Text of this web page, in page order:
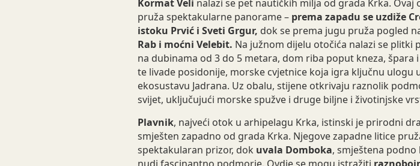
Kormat Veli nalazi se pet nautičkih milja od grada Krka. Ovaj
pruža spektakularne panorame – prema zapadu se uzdiže
istoku Prvić i Sveti Grgur, dok se prema jugu pruža pogled
Rab i moćni Velebit. Na južnom dijelu otočića nalazi se plitki
na dubinama od 3 do 5 metara, dom riba poput kneza, špara
te livade posidonije, morske cvjetnice koja igra ključnu ulogu
ekosustavu Jadrana. Uz obalu, stijene otkrivaju raznolik
svijet, uključujući morske spužve i druge biljne i životinjske
Plavnik, najveći otok u arhipelagu Krka, istinski je prirodni
smješten zapadno od grada Krka. Njegove zapadne litice
spektakularan prizor, dok uvala Domboka, smještena podno